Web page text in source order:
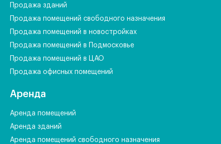
Продажа зданий
Продажа помещений свободного назначения
Продажа помещений в новостройках
Продажа помещений в Подмосковье
Продажа помещений в ЦАО
Продажа офисных помещений
Аренда
Аренда помещений
Аренда зданий
Аренда помещений свободного назначения